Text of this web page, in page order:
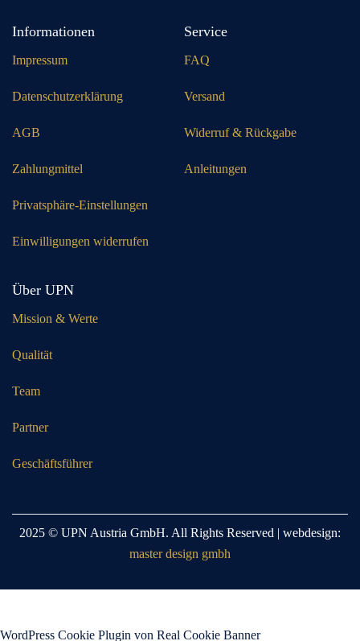
Informationen
Impressum
Datenschutzerklärung
AGB
Zahlungmittel
Privatsphäre-Einstellungen
Einwilligungen widerrufen
Service
FAQ
Versand
Widerruf & Rückgabe
Anleitungen
Über UPN
Mission & Werte
Qualität
Team
Partner
Geschäftsführer
2025 © UPN Austria GmbH. All Rights Reserved | webdesign:
master design gmbh
WordPress Cookie Plugin von Real Cookie Banner